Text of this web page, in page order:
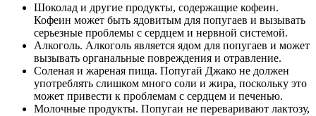
Шоколад и другие продукты, содержащие кофеин.
Кофеин может быть ядовитым для попугаев и вызывать
серьезные проблемы с сердцем и нервной системой.
Алкоголь. Алкоголь является ядом для попугаев и может
вызывать органальные повреждения и отравление.
Соленая и жареная пища. Попугай Джако не должен
употреблять слишком много соли и жира, поскольку это
может привести к проблемам с сердцем и печенью.
Молочные продукты. Попугаи не переваривают лактозу,